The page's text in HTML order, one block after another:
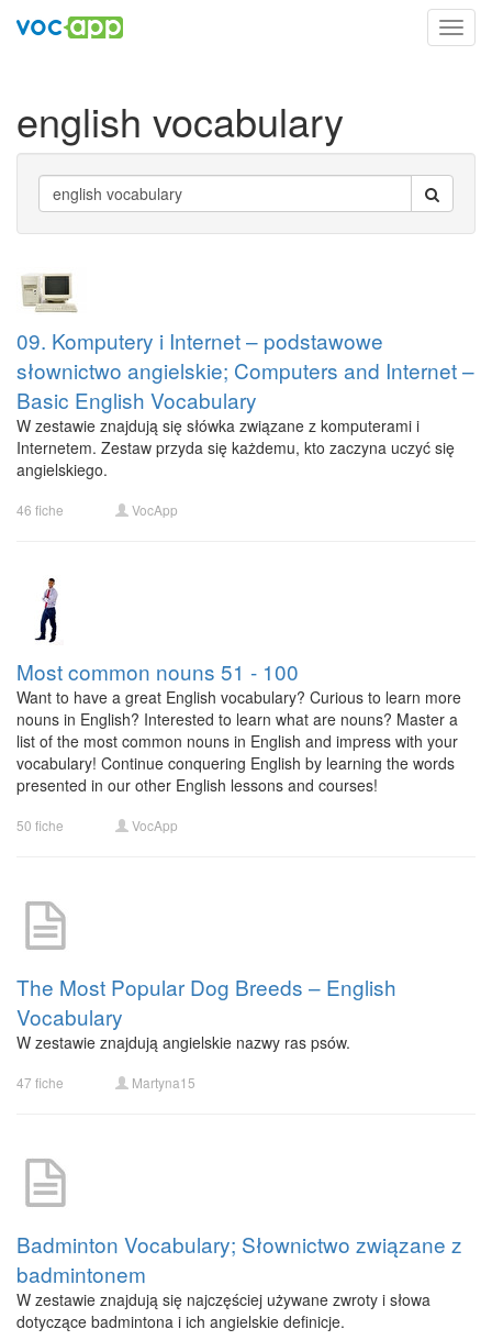
english vocabulary
09. Komputery i Internet – podstawowe
słownictwo angielskie; Computers and Internet –
Basic English Vocabulary
W zestawie znajdują się słówka związane z komputerami i
Internetem. Zestaw przyda się każdemu, kto zaczyna uczyć się
angielskiego.
46 fiche VocApp
Most common nouns 51 - 100
Want to have a great English vocabulary? Curious to learn more
nouns in English? Interested to learn what are nouns? Master a
list of the most common nouns in English and impress with your
vocabulary! Continue conquering English by learning the words
presented in our other English lessons and courses!
50 fiche VocApp
The Most Popular Dog Breeds – English
Vocabulary
W zestawie znajdują angielskie nazwy ras psów.
47 fiche Martyna15
Badminton Vocabulary; Słownictwo związane z
badmintonem
W zestawie znajdują się najczęściej używane zwroty i słowa
dotyczące badmintona i ich angielskie definicje.